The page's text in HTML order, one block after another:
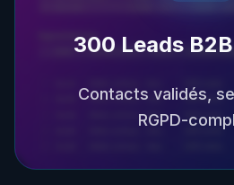
300 Leads
Contacts validés,
RGPD-